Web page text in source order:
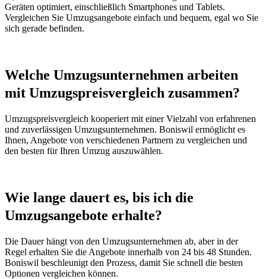
Geräten optimiert, einschließlich Smartphones und Tablets.
Vergleichen Sie Umzugsangebote einfach und bequem, egal wo Sie
sich gerade befinden.
Welche Umzugsunternehmen arbeiten
mit Umzugspreisvergleich zusammen?
Umzugspreisvergleich kooperiert mit einer Vielzahl von erfahrenen
und zuverlässigen Umzugsunternehmen. Boniswil ermöglicht es
Ihnen, Angebote von verschiedenen Partnern zu vergleichen und
den besten für Ihren Umzug auszuwählen.
Wie lange dauert es, bis ich die
Umzugsangebote erhalte?
Die Dauer hängt von den Umzugsunternehmen ab, aber in der
Regel erhalten Sie die Angebote innerhalb von 24 bis 48 Stunden.
Boniswil beschleunigt den Prozess, damit Sie schnell die besten
Optionen vergleichen können.